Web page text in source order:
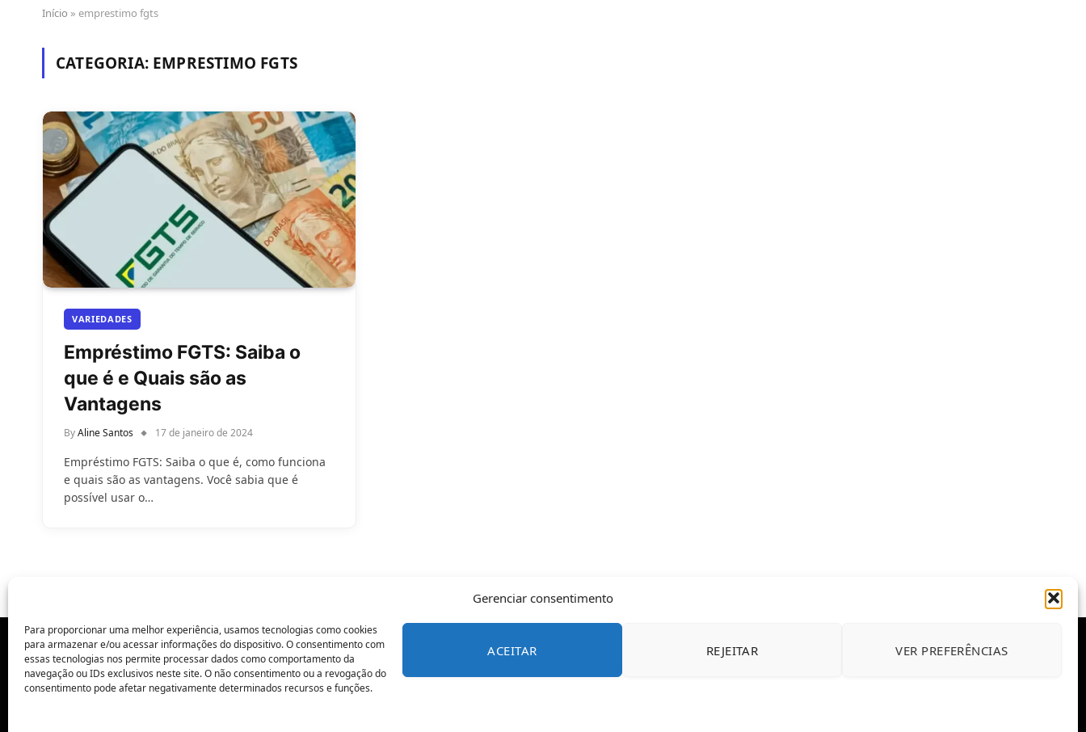
Gerenciar consentimento
Para proporcionar uma melhor experiência, usamos tecnologias como cookies
para armazenar e/ou acessar informações do dispositivo. O consentimento com
essas tecnologias nos permite processar dados como comportamento da
navegação ou IDs exclusivos neste site. O não consentimento ou a revogação do
consentimento pode afetar negativamente determinados recursos e funções.
ACEITAR REJEITAR VER PREFERÊNCIAS
Início » emprestimo fgts
CATEGORIA: EMPRESTIMO FGTS
VARIEDADES
Empréstimo FGTS: Saiba o
que é e Quais são as
Vantagens
ByAline Santos 17 de janeiro de 2024
Empréstimo FGTS: Saiba o que é, como funciona
e quais são as vantagens. Você sabia que é
possível usar o…
POLÍTICA DE PRIVACIDADE CONTATO SOBRE NÓS